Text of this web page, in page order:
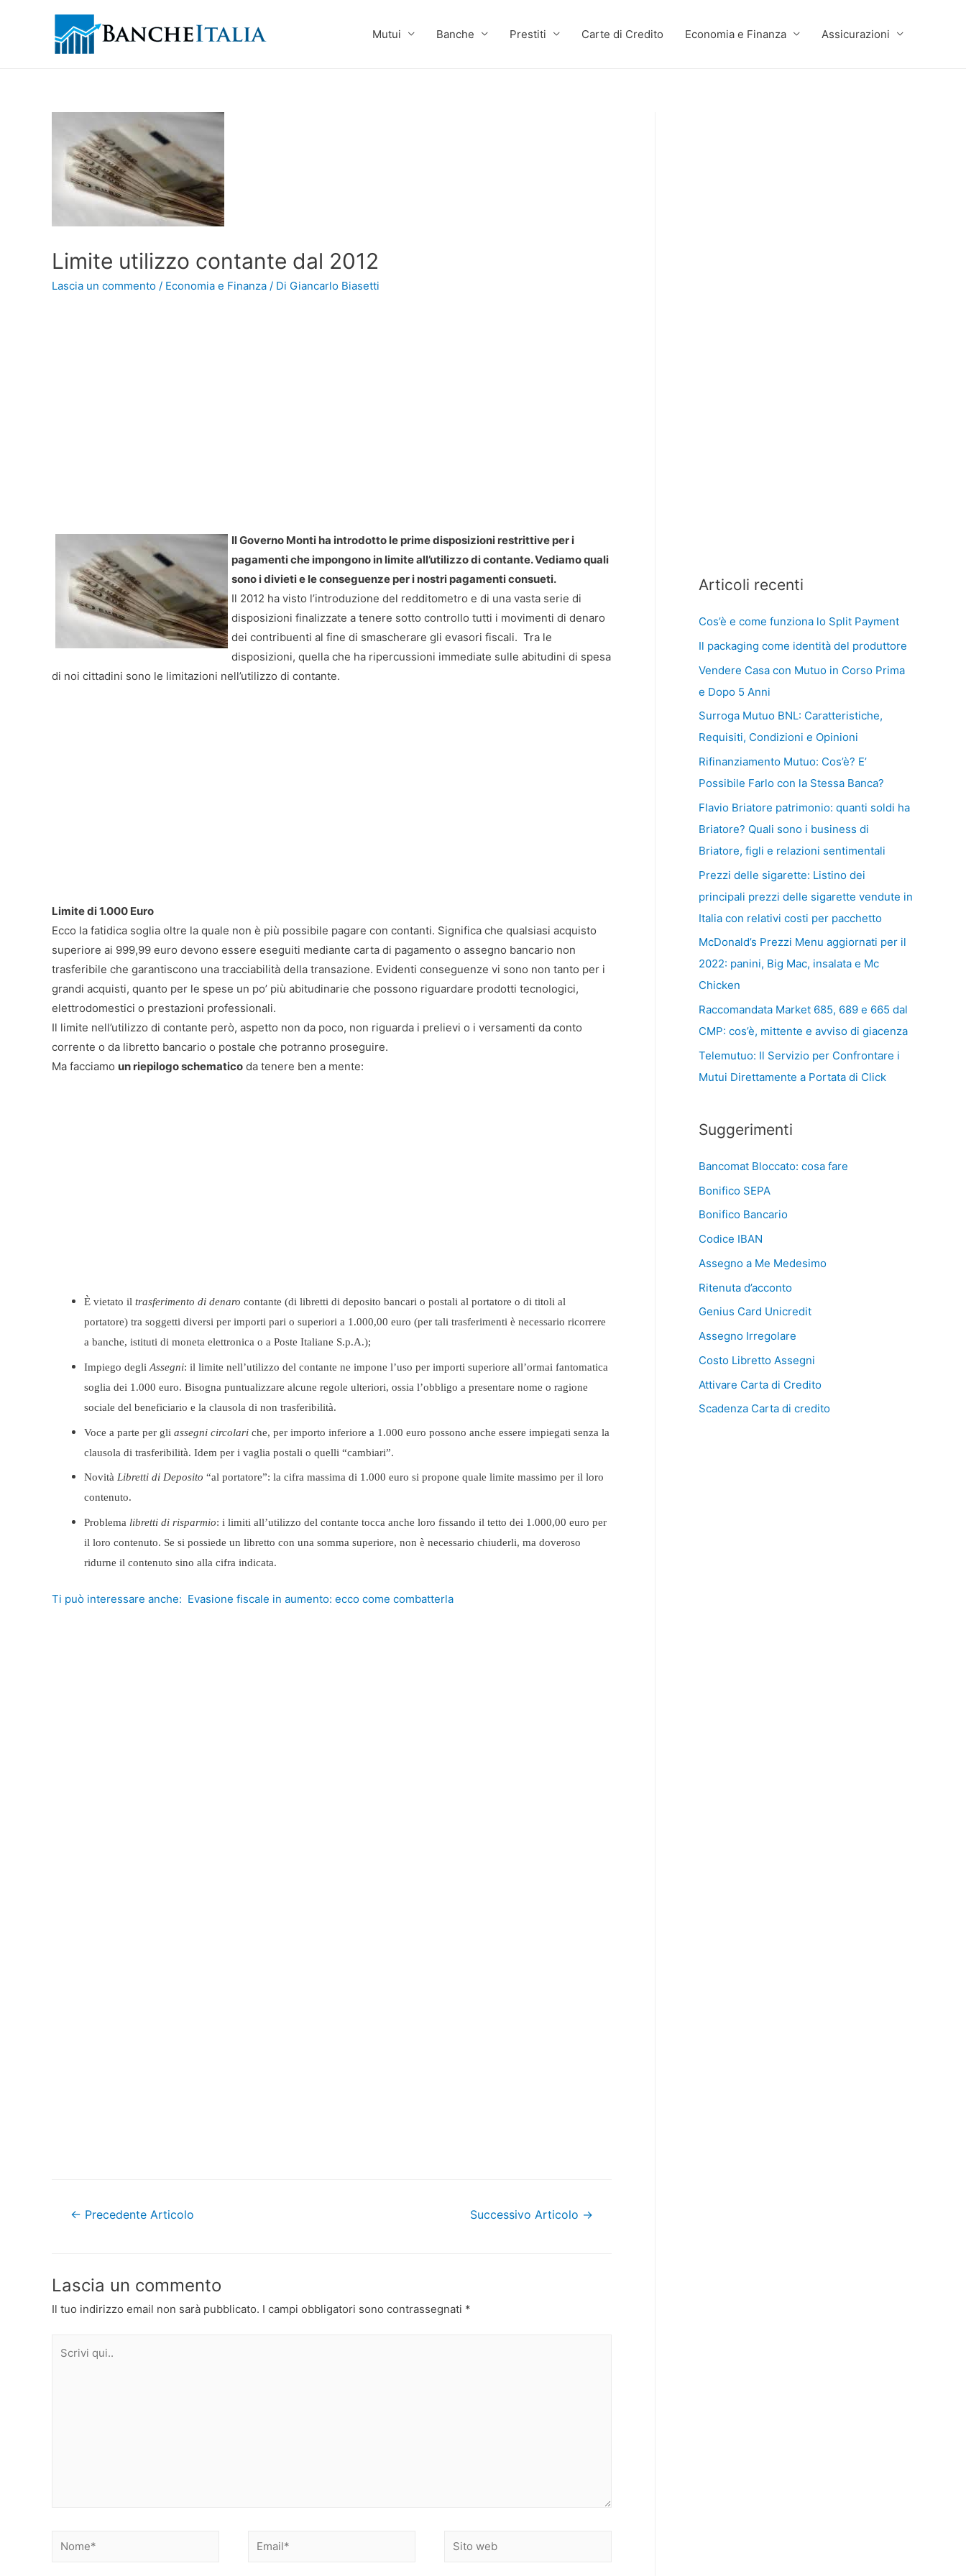
Mutui Banche Prestiti Carte di Credito Economia e Finanza Assicurazioni
Limite utilizzo contante dal 2012
Lascia un commento / Economia e Finanza / Di Giancarlo Biasetti
Il Governo Monti ha introdotto le prime disposizioni restrittive per i
pagamenti che impongono in limite all’utilizzo di contante. Vediamo quali
sono i divieti e le conseguenze per i nostri pagamenti consueti.
Il 2012 ha visto l’introduzione del redditometro e di una vasta serie di
disposizioni finalizzate a tenere sotto controllo tutti i movimenti di denaro
dei contribuenti al fine di smascherare gli evasori fiscali. Tra le
disposizioni, quella che ha ripercussioni immediate sulle abitudini di spesa
di noi cittadini sono le limitazioni nell’utilizzo di contante.
Limite di 1.000 Euro
Ecco la fatidica soglia oltre la quale non è più possibile pagare con contanti. Significa che qualsiasi acquisto
superiore ai 999,99 euro devono essere eseguiti mediante carta di pagamento o assegno bancario non
trasferibile che garantiscono una tracciabilità della transazione. Evidenti conseguenze vi sono non tanto per i
grandi acquisti, quanto per le spese un po’ più abitudinarie che possono riguardare prodotti tecnologici,
elettrodomestici o prestazioni professionali.
Il limite nell’utilizzo di contante però, aspetto non da poco, non riguarda i prelievi o i versamenti da conto
corrente o da libretto bancario o postale che potranno proseguire.
Ma facciamo un riepilogo schematico da tenere ben a mente:
È vietato il trasferimento di denaro contante (di libretti di deposito bancari o postali al portatore o di titoli al
portatore) tra soggetti diversi per importi pari o superiori a 1.000,00 euro (per tali trasferimenti è necessario ricorrere
a banche, istituti di moneta elettronica o a Poste Italiane S.p.A.);
Impiego degli Assegni: il limite nell’utilizzo del contante ne impone l’uso per importi superiore all’ormai fantomatica
soglia dei 1.000 euro. Bisogna puntualizzare alcune regole ulteriori, ossia l’obbligo a presentare nome o ragione
sociale del beneficiario e la clausola di non trasferibilità.
Voce a parte per gli assegni circolari che, per importo inferiore a 1.000 euro possono anche essere impiegati senza la
clausola di trasferibilità. Idem per i vaglia postali o quelli “cambiari”.
Novità Libretti di Deposito “al portatore”: la cifra massima di 1.000 euro si propone quale limite massimo per il loro
contenuto.
Problema libretti di risparmio: i limiti all’utilizzo del contante tocca anche loro fissando il tetto dei 1.000,00 euro per
il loro contenuto. Se si possiede un libretto con una somma superiore, non è necessario chiuderli, ma doveroso
ridurne il contenuto sino alla cifra indicata.
Ti può interessare anche: Evasione fiscale in aumento: ecco come combatterla
Navigazione
← Precedente Articolo Successivo Articolo →
Lascia un commento
Il tuo indirizzo email non sarà pubblicato. I campi obbligatori sono contrassegnati *
Nome* Email*
Sito
Articoli recenti
Cos’è e come funziona lo Split Payment
Il packaging come identità del produttore
Vendere Casa con Mutuo in Corso Prima
e Dopo 5 Anni
Surroga Mutuo BNL: Caratteristiche,
Requisiti, Condizioni e Opinioni
Rifinanziamento Mutuo: Cos’è? E’
Possibile Farlo con la Stessa Banca?
Flavio Briatore patrimonio: quanti soldi ha
Briatore? Quali sono i business di
Briatore, figli e relazioni sentimentali
Prezzi delle sigarette: Listino dei
principali prezzi delle sigarette vendute in
Italia con relativi costi per pacchetto
McDonald’s Prezzi Menu aggiornati per il
2022: panini, Big Mac, insalata e Mc
Chicken
Raccomandata Market 685, 689 e 665 dal
CMP: cos’è, mittente e avviso di giacenza
Telemutuo: Il Servizio per Confrontare i
Mutui Direttamente a Portata di Click
Suggerimenti
Bancomat Bloccato: cosa fare
Bonifico SEPA
Bonifico Bancario
Codice IBAN
Assegno a Me Medesimo
Ritenuta d’acconto
Genius Card Unicredit
Assegno Irregolare
Costo Libretto Assegni
Attivare Carta di Credito
Scadenza Carta di credito